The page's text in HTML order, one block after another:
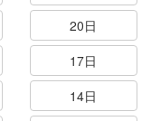
20日
17日
14日